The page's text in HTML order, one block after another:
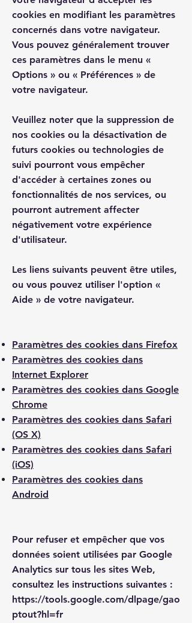
cookies en modifiant les paramètres
concernés dans votre navigateur.
Vous pouvez généralement trouver
ces paramètres dans le menu «
Options » ou « Préférences » de
votre navigateur.
Veuillez noter que la suppression de
nos cookies ou la désactivation de
futurs cookies ou technologies de
suivi pourront vous empêcher
d'accéder à certaines zones ou
fonctionnalités de nos services, ou
pourront autrement affecter
négativement votre expérience
d'utilisateur.
Les liens suivants peuvent être utiles,
ou vous pouvez utiliser l'option «
Aide » de votre navigateur.
Paramètres des cookies dans Firefox
Paramètres des cookies dans
Internet Explorer
Paramètres des cookies dans Google
Chrome
Paramètres des cookies dans Safari
(OS X)
Paramètres des cookies dans Safari
(iOS)
Paramètres des cookies dans
Android
Pour refuser et empêcher que vos
données soient utilisées par Google
Analytics sur tous les sites Web,
consultez les instructions suivantes :
https://tools.google.com/dlpage/gao
ptout?hl=fr